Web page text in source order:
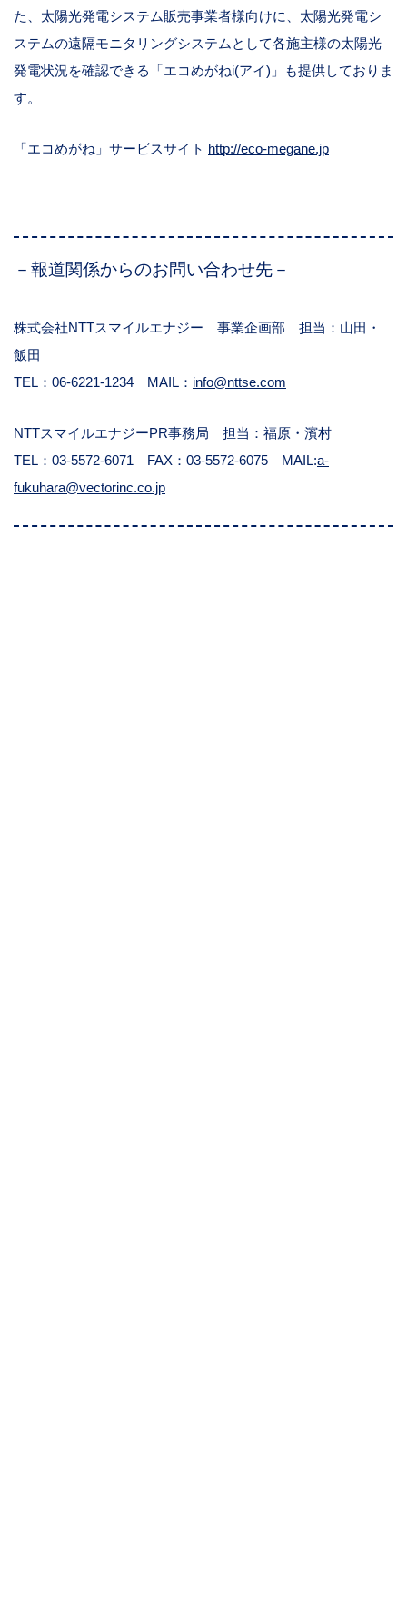
た、太陽光発電システム販売事業者様向けに、太陽光発電シ
ステムの遠隔モニタリングシステムとして各施主様の太陽光
発電状況を確認できる「エコめがねi(アイ)」も提供しておりま
す。
「エコめがね」サービスサイト http://eco-megane.jp
－報道関係からのお問い合わせ先－
株式会社NTTスマイルエナジー 事業企画部 担当：山田・
飯田
TEL：06-6221-1234 MAIL： info@nttse.com
NTTスマイルエナジーPR事務局 担当：福原・濱村
TEL：03-5572-6071 FAX：03-5572-6075 MAIL:a-
fukuhara@vectorinc.co.jp